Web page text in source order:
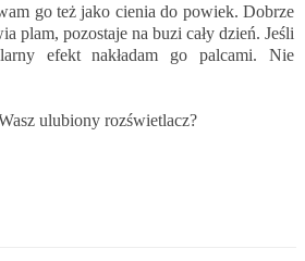
go też jako cienia do powiek. Dobrze
plam, pozostaje na buzi cały dzień. Jeśli
efekt nakładam go palcami. Nie
ulubiony rozświetlacz?